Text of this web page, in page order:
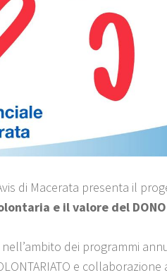
di Macerata presenta il
e il valore del
dei programmi
e